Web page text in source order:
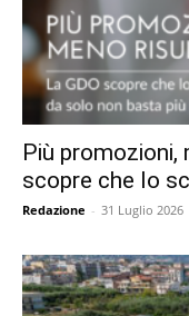
Più promozioni,
scopre che lo
Redazione - 31 Luglio 2026